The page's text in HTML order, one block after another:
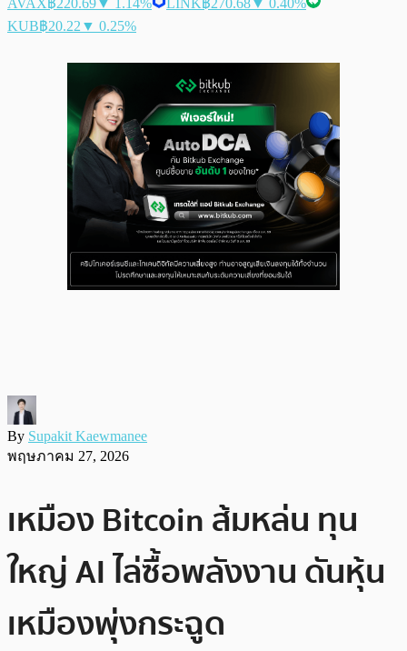
KUB฿20.22 ▼ 0.25%
By Supakit Kaewmanee
พฤษภาคม 27, 2026
เหมือง Bitcoin ส้มหล่น ทุน
ใหญ่ AI ไล่ซื้อพลังงาน ดันหุ้น
เหมืองพุ่งกระฉูด